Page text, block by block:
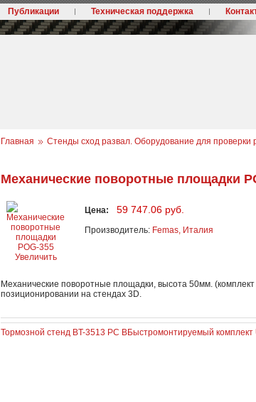
Публикации Техническая поддержка
Главная Стенды сход развал. Оборудование для проверки
Механические поворотные площадки
Увеличить
Цена: 59 747.06 руб.
Производитель: Femas, Италия
Механические поворотные площадки, высота 50мм.
позиционировании на стендах 3D.
Тормозной стенд BT-3513 PC BБыстромонтируемый комплект